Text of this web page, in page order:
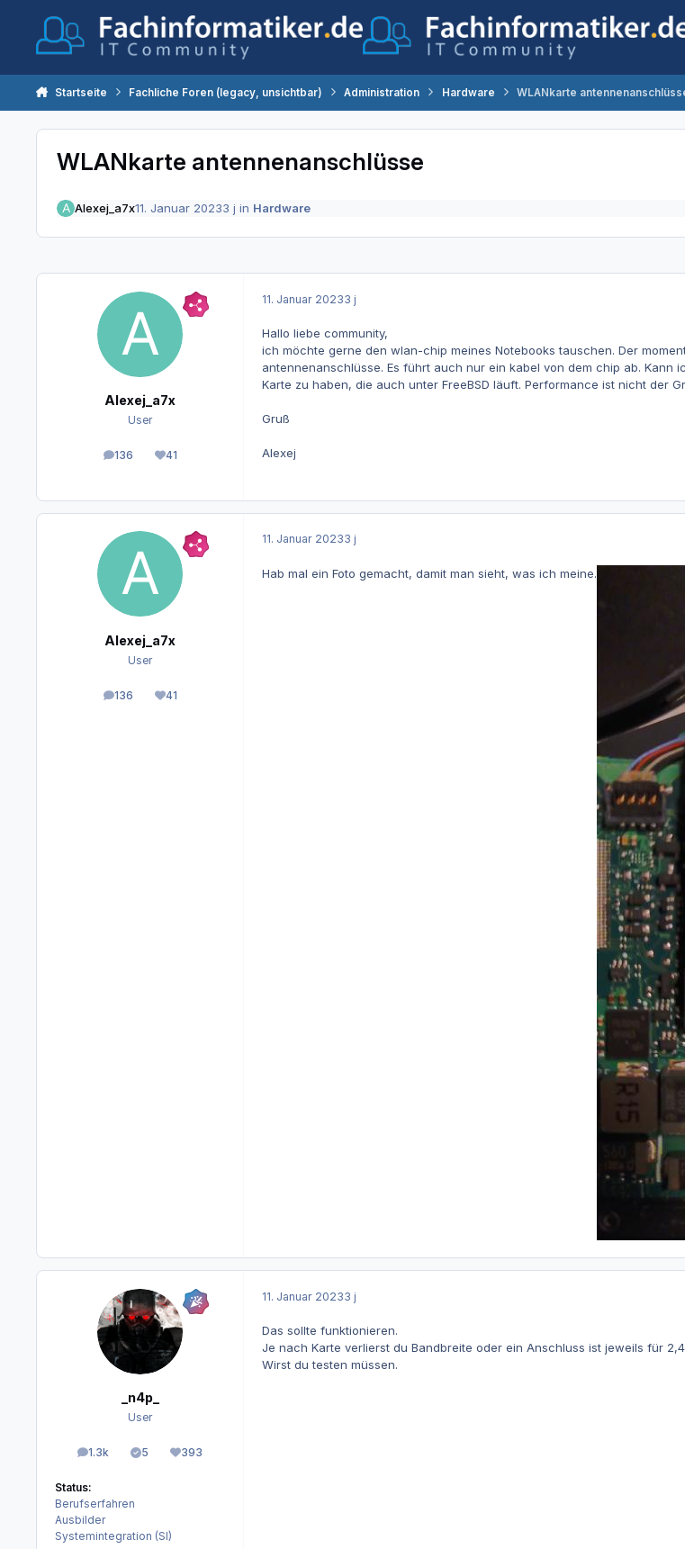
Startseite Fachliche Foren (legacy, unsichtbar) Administration Hardware WLANkarte
WLANkarte antennenanschlüsse
Alexej_a7x11. Januar 20233 j in Hardware
Alexej_a7x
User
136
Beiträge 41
Reputation
11. Januar 20233 j
Hallo liebe community,
ich möchte gerne den wlan-chip meines Notebooks tauschen. Der
antennenanschlüsse. Es führt auch nur ein kabel von dem chip ab.
Karte zu haben, die auch unter FreeBSD läuft. Performance ist nicht der
Gruß
Alexej
Alexej_a7x
User
136
Beiträge 41
Reputation
11. Januar 20233 j
Hab mal ein Foto gemacht, damit man sieht, was ich meine.
_n4p_
User
1.3k
Beiträge 5
Lösungen393
Reputation
Status:
Berufserfahren
Ausbilder
Systemintegration (SI)
11. Januar 20233 j
Das sollte funktionieren.
Je nach Karte verlierst du Bandbreite oder ein Anschluss ist jeweils für 2,4
Wirst du testen müssen.